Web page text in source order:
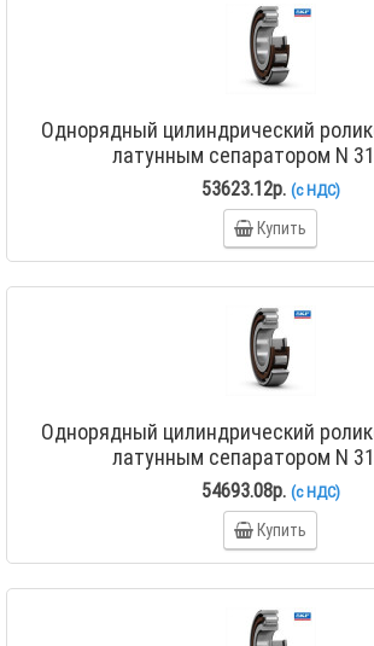
Однорядный цилиндрический
латунным сепаратором N
53623.12р. (с НДС)
Купить
Однорядный цилиндрический
латунным сепаратором N
54693.08р. (с НДС)
Купить